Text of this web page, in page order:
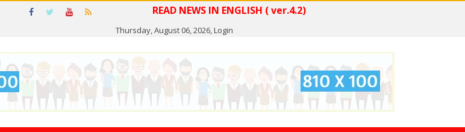
READ NEWS IN ENGLISH ( ver.4.2)
Thursday, August 06, 2026,Login